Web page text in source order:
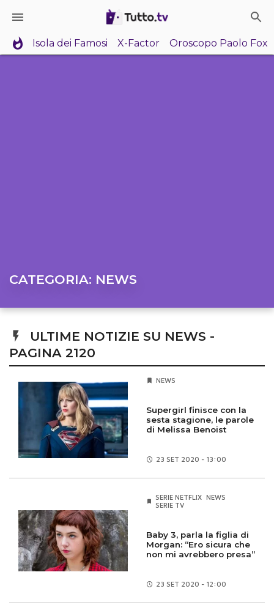
Isola dei Famosi X-Factor Oroscopo Paolo Fox
CATEGORIA: NEWS
ULTIME NOTIZIE SU NEWS -
PAGINA 2120
NEWS
Supergirl finisce con la
sesta stagione, le parole
di Melissa Benoist
23 SET 2020 - 13:00
SERIE NETFLIX NEWS
SERIE TV
Baby 3, parla la figlia di
Morgan: “Ero sicura che
non mi avrebbero presa”
23 SET 2020 - 12:00